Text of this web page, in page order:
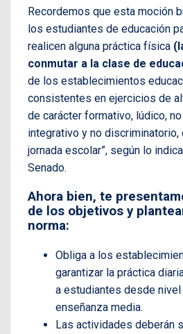
Recordemos que esta moción
los estudiantes de educación
realicen alguna práctica física
conmutar a la clase de
de los establecimientos
consistentes en ejercicios de
de carácter formativo, lúdico,
integrativo y no discriminatorio,
jornada escolar”, según lo
Senado.
Ahora bien, te
de los objetivos y
norma:
Obliga a los
garantizar la práctica
a estudiantes desde nivel
enseñanza media.
Las actividades deberán